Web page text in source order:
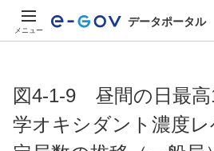
メニュー
データポータル
図4-1-9 昼間の日最高
学オキシダント濃度